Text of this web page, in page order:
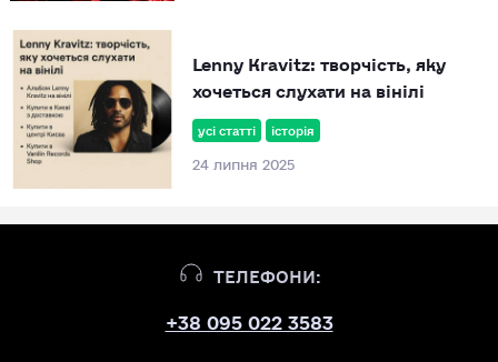
усі статті історія
24 липня 2025
Lenny Kravitz: творчість, яку
хочеться слухати на вінілі
ТЕЛЕФОНИ:
+38 095 022 3583